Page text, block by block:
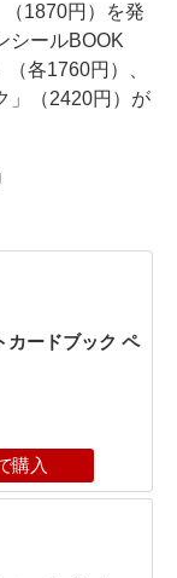
1870円）を発
シールBOOK
各1760円）、
」（2420円）が
カードブック ペ
購入